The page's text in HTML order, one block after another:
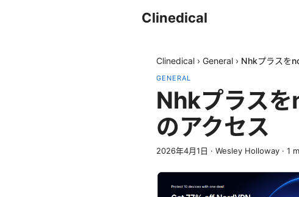
Clinedical
Clinedical › General › Nhkプラスを
GENERAL
Nhkプラス
のアクセス
2026年4月1日 · Wesley Holloway · 1